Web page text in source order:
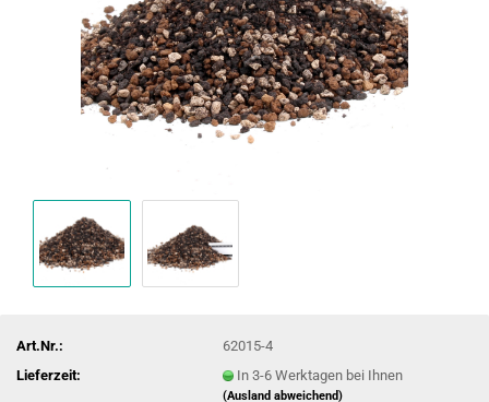
Art.Nr.:
62015-4
Lieferzeit:
In 3-6 Werktagen bei Ihnen
(Ausland abweichend)